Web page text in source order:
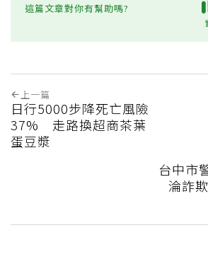
這篇文章對你有幫助嗎?
上一篇
日行5000步降死亡風險
37% 走路換超商茶葉
蛋豆漿
台中市
淪詐